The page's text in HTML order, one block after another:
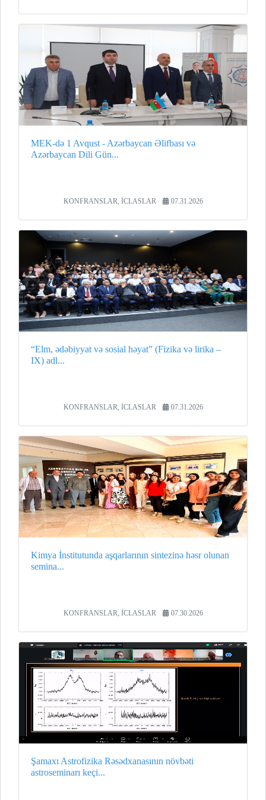
MEK-də 1 Avqust - Azərbaycan Əlifbası və
Azərbaycan Dili Gün...
KONFRANSLAR, İCLASLAR 07.31.2026
“Elm, ədəbiyyat və sosial həyat” (Fizika və lirika –
IX) adl...
KONFRANSLAR, İCLASLAR 07.31.2026
Kimya İnstitutunda aşqarlarının sintezinə həsr olunan
semina...
KONFRANSLAR, İCLASLAR 07.30.2026
Şamaxı Astrofizika Rəsədxanasının növbəti
astroseminarı keçi...